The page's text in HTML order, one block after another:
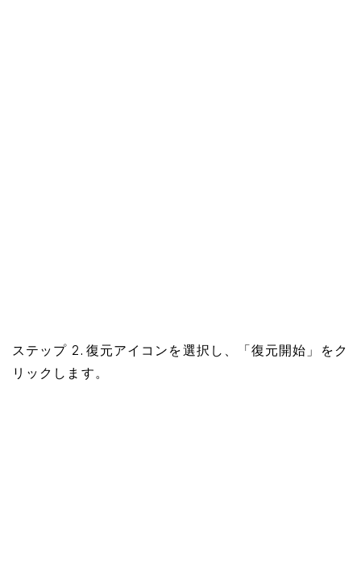
ステップ 2. 復元アイコンを選択し、「復元開始」をク
リックします。